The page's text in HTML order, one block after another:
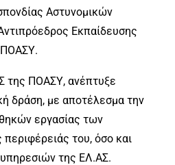
Αστυνομικών
Εκπαίδευσης
ΠΟΑΣΥ.
της ΠΟΑΣΥ, ανέπτυξε
δράση, με αποτέλεσμα την
εργασίας των
του, όσο και
της ΕΛ.ΑΣ.